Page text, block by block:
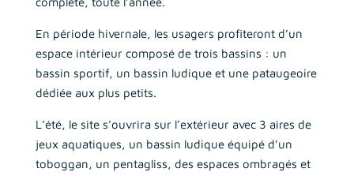
En période hivernale, les usagers profiteront d’un
espace intérieur composé de trois bassins : un
bassin sportif, un bassin ludique et une pataugeoire
dédiée aux plus petits.
L’été, le site s’ouvrira sur l’extérieur avec 3 aires de
jeux aquatiques, un bassin ludique équipé d’un
toboggan, un pentagliss, des espaces ombragés et